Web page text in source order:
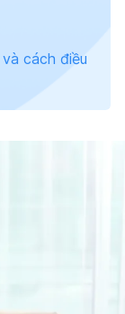
cách điều